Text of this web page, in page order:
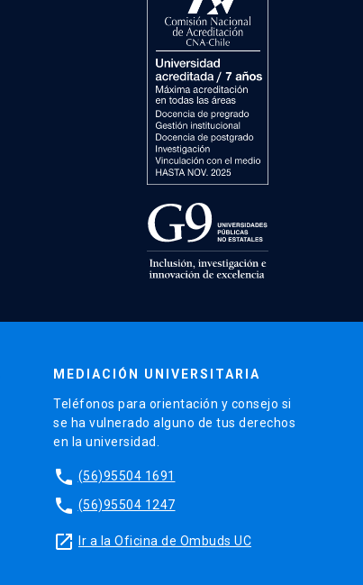
MEDIACIÓN UNIVERSITARIA
Teléfonos para orientación y consejo si
se ha vulnerado alguno de tus derechos
en la universidad.
phone (56)95504 1691
phone (56)95504 1247
launch Ir a la Oficina de Ombuds UC